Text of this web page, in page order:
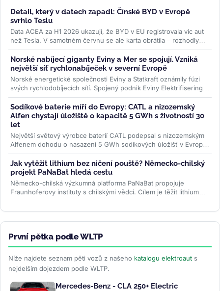
Detail, který v datech zapadl: Čínské BYD v Evropě
svrhlo Teslu
Data ACEA za H1 2026 ukazují, že BYD v EU registrovala víc aut
než Tesla. V samotném červnu se ale karta obrátila – rozhodly
ceny paliv i...>>
Norské nabíjecí giganty Eviny a Mer se spojují. Vzniká
největší síť rychlonabíječek v severní Evropě
Norské energetické společnosti Eviny a Statkraft oznámily fúzi
svých rychlodobíjecích sítí. Spojený podnik Eviny Elektrifisering
bude mít...>>
Sodíkové baterie míří do Evropy: CATL a nizozemský
Alfen chystají úložiště o kapacitě 5 GWh s životností 30
let
Největší světový výrobce baterií CATL podepsal s nizozemským
Alfenem dohodu o nasazení 5 GWh sodíkových úložišť v Evropě.
Systém...>>
Jak vytěžit lithium bez ničení pouště? Německo-chilský
projekt PaNaBat hledá cestu
Německo-chilská výzkumná platforma PaNaBat propojuje
Fraunhoferovy instituty s chilskými vědci. Cílem je těžit lithium
První pětka podle WLTP
Níže najdete seznam pěti vozů z našeho katalogu elektroaut s
nejdelším dojezdem podle WLTP.
Mercedes-Benz - CLA 250+ Electric